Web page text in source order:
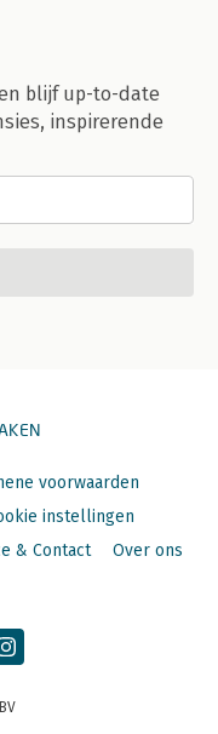
blijf up-to-date
inspirerende
voorwaarden
instellingen
& Contact Over ons